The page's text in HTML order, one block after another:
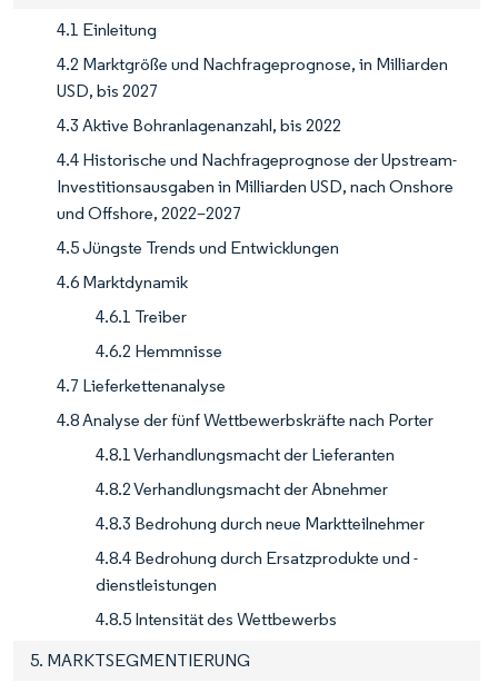
4.1 Einleitung
4.2 Marktgröße und Nachfrageprognose, in Milliarden
USD, bis 2027
4.3 Aktive Bohranlagenanzahl, bis 2022
4.4 Historische und Nachfrageprognose der Upstream-
Investitionsausgaben in Milliarden USD, nach Onshore
und Offshore, 2022–2027
4.5 Jüngste Trends und Entwicklungen
4.6 Marktdynamik
4.6.1 Treiber
4.6.2 Hemmnisse
4.7 Lieferkettenanalyse
4.8 Analyse der fünf Wettbewerbskräfte nach Porter
4.8.1 Verhandlungsmacht der Lieferanten
4.8.2 Verhandlungsmacht der Abnehmer
4.8.3 Bedrohung durch neue Marktteilnehmer
4.8.4 Bedrohung durch Ersatzprodukte und -
dienstleistungen
4.8.5 Intensität des Wettbewerbs
5. MARKTSEGMENTIERUNG